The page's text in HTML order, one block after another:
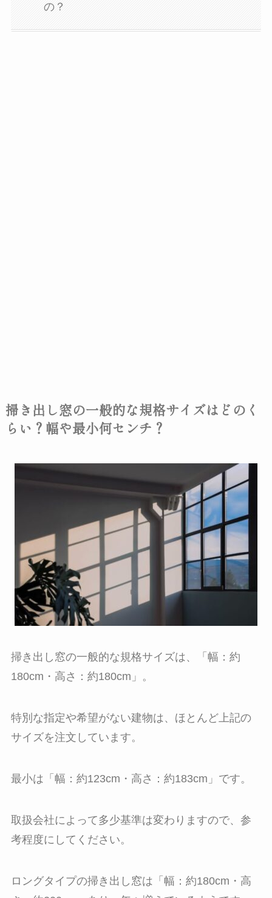
の？
掃き出し窓の一般的な規格サイズはどのく
らい？幅や最小何センチ？
掃き出し窓の一般的な規格サイズは、「幅：約
180cm・高さ：約180cm」。
特別な指定や希望がない建物は、ほとんど上記の
サイズを注文しています。
最小は「幅：約123cm・高さ：約183cm」です。
取扱会社によって多少基準は変わりますので、参
考程度にしてください。
ロングタイプの掃き出し窓は「幅：約180cm・高